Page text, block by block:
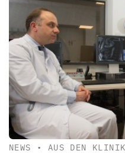
NEWS • AUS DEN